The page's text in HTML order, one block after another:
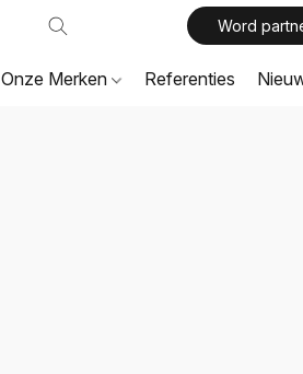
Word
Onze Merken Referenties